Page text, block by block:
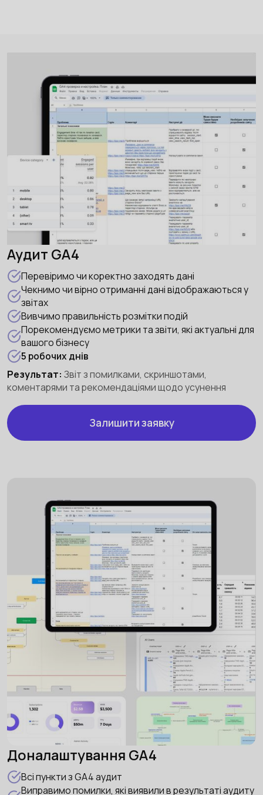
Аудит GA4
Перевіримо чи коректно заходять дані
Чекнимо чи вірно отриманні дані відображаються у
звітах
Вивчимо правильність розмітки подій
Порекомендуємо метрики та звіти, які актуальні для
вашого бізнесу
5 робочих днів
Результат: Звіт з помилками, скриншотами,
коментарями та рекомендаціями щодо усунення
Залишити заявку
Доналаштування GA4
Всі пункти з GA4 аудит
Виправимо помилки, які виявили в результаті аудиту